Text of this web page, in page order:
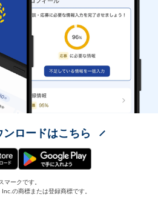
ンロードはこちら
ークです。
の商標または登録商標です。